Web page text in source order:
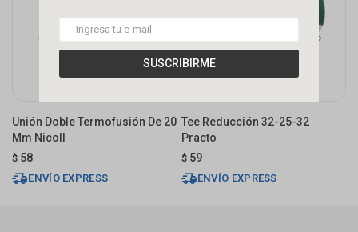
SUSCRIBIRME
Unión Doble Termofusión De 20
Mm Nicoll
$ 58
ENVÍO EXPRESS
Tee Reducción 32-25-32
Practo
$ 59
ENVÍO EXPRESS